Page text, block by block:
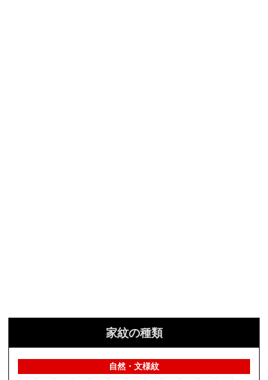
家紋の種類
自然・文様紋